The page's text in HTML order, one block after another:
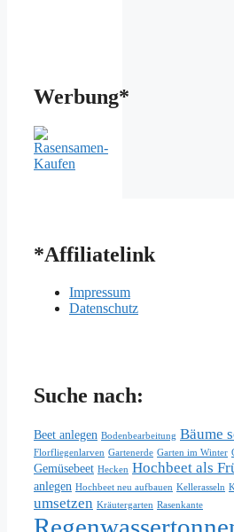
Werbung*
*Affiliatelink
Impressum
Datenschutz
Suche nach:
Beet anlegen Bodenbearbeitung Bäume
Florfliegenlarven Gartenerde Garten im Winter
Gemüsebeet Hecken Hochbeet als
anlegen Hochbeet neu aufbauen Kellerasseln
umsetzen Kräutergarten Rasenkante